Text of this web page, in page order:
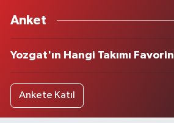
Anket
Yozgat'ın Hangi Takımı Favorin
Ankete Katıl